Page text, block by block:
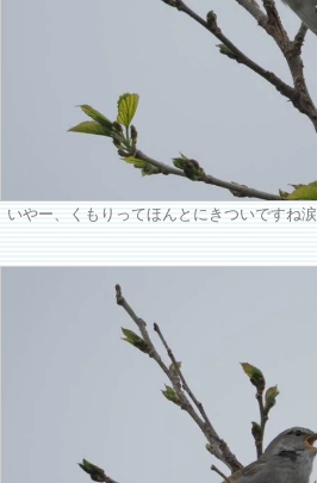
いやー、くもりってほんとにきついですね涙